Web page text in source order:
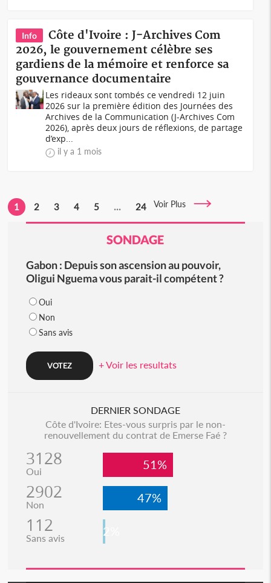
Info
Côte d'Ivoire : J-Archives Com
2026, le gouvernement célèbre ses
gardiens de la mémoire et renforce sa
gouvernance documentaire
Les rideaux sont tombés ce vendredi 12 juin
2026 sur la première édition des Journées des
Archives de la Communication (J-Archives Com
2026), après deux jours de réflexions, de partage
d’exp...
il y a 1 mois
1 2 3 4 5 ... 24 Voir Plus
SONDAGE
Gabon : Depuis son ascension au pouvoir,
Oligui Nguema vous parait-il compétent ?
Oui
Non
Sans avis
+ Voir les resultats
DERNIER SONDAGE
Côte d'Ivoire: Etes-vous surpris par le non-
renouvellement du contrat de Emerse Faé ?
3128
Oui 51%
2902
Non 47%
112
Sans avis 2%